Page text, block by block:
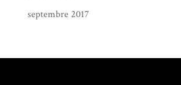
septembre 2017